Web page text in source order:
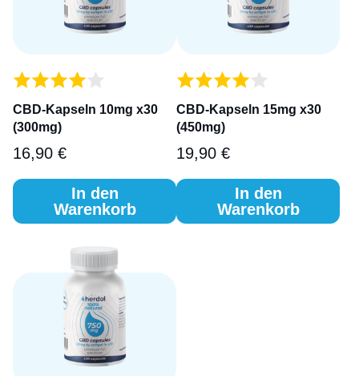
CBD-Kapseln 10mg x30
(300mg)
16,90 €
In den
Warenkorb
CBD-Kapseln 15mg x30
(450mg)
19,90 €
In den
Warenkorb